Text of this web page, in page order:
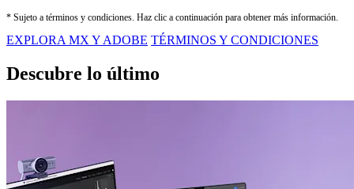
* Sujeto a términos y condiciones. Haz clic a continuación para obtener más información.
EXPLORA MX Y ADOBE TÉRMINOS Y CONDICIONES
Descubre lo último